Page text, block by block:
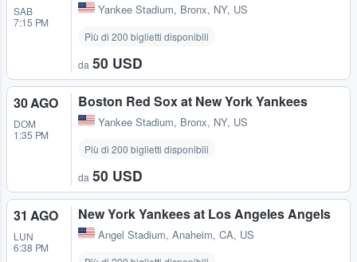
SAB
7:15 PM
Yankee Stadium, Bronx, NY, US
Più di 200 biglietti disponibili
da 50 USD
30 AGO
DOM
1:35 PM
Boston Red Sox at New York Yankees
Yankee Stadium, Bronx, NY, US
Più di 200 biglietti disponibili
da 50 USD
31 AGO
LUN
6:38 PM
New York Yankees at Los Angeles Angels
Angel Stadium, Anaheim, CA, US